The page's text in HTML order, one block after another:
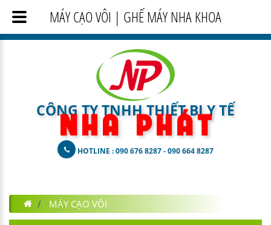
CÔNG TY TNHH THIẾT BỊ Y TẾ
N H A P H Á T
HOTLINE : 090 676 8287 - 090 664 8287
MÁY CẠO VÔI
MÁY CẠO VÔI | GHẾ MÁY NHA KHOA